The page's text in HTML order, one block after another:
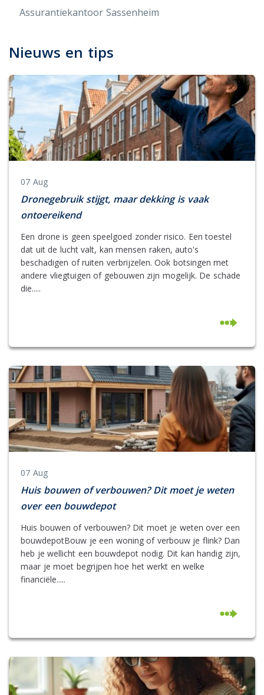
Assurantiekantoor Sassenheim
Nieuws en tips
07 Aug
Dronegebruik stijgt, maar dekking is vaak
ontoereikend
Een drone is geen speelgoed zonder risico. Een toestel
dat uit de lucht valt, kan mensen raken, auto's
beschadigen of ruiten verbrijzelen. Ook botsingen met
andere vliegtuigen of gebouwen zijn mogelijk. De schade
die.....
07 Aug
Huis bouwen of verbouwen? Dit moet je weten
over een bouwdepot
Huis bouwen of verbouwen? Dit moet je weten over een
bouwdepotBouw je een woning of verbouw je flink? Dan
heb je wellicht een bouwdepot nodig. Dit kan handig zijn,
maar je moet begrijpen hoe het werkt en welke
financiële.....